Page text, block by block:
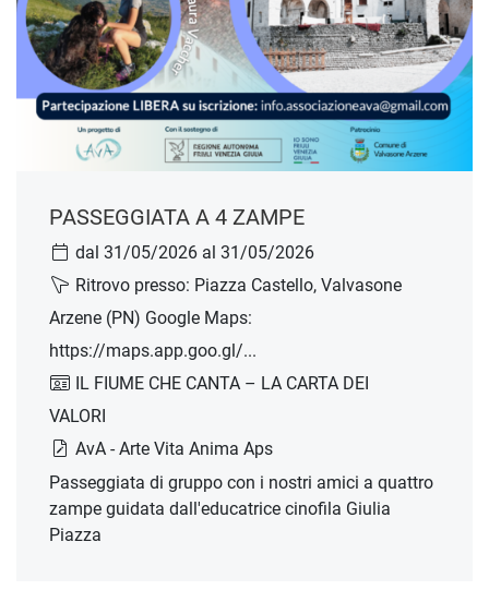
PASSEGGIATA A 4 ZAMPE
dal 31/05/2026 al 31/05/2026
Ritrovo presso: Piazza Castello, Valvasone
Arzene (PN) Google Maps:
https://maps.app.goo.gl/...
IL FIUME CHE CANTA – LA CARTA DEI
VALORI
AvA - Arte Vita Anima Aps
Passeggiata di gruppo con i nostri amici a quattro
zampe guidata dall'educatrice cinofila Giulia
Piazza